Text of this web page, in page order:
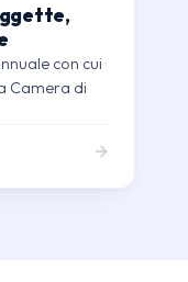
con cui
Camera di